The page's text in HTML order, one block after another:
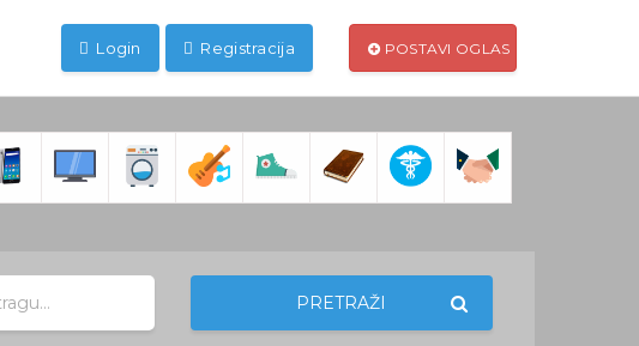
Login Registracija POSTAVI OGLAS
PRETRAŽI